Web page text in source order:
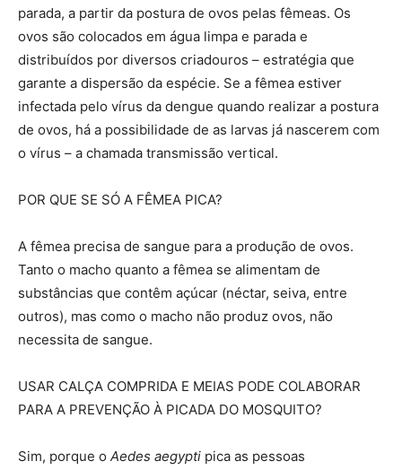
parada, a partir da postura de ovos pelas fêmeas. Os
ovos são colocados em água limpa e parada e
distribuídos por diversos criadouros – estratégia que
garante a dispersão da espécie. Se a fêmea estiver
infectada pelo vírus da dengue quando realizar a postura
de ovos, há a possibilidade de as larvas já nascerem com
o vírus – a chamada transmissão vertical.
POR QUE SE SÓ A FÊMEA PICA?
A fêmea precisa de sangue para a produção de ovos.
Tanto o macho quanto a fêmea se alimentam de
substâncias que contêm açúcar (néctar, seiva, entre
outros), mas como o macho não produz ovos, não
necessita de sangue.
USAR CALÇA COMPRIDA E MEIAS PODE COLABORAR
PARA A PREVENÇÃO À PICADA DO MOSQUITO?
Sim, porque o Aedes aegypti pica as pessoas